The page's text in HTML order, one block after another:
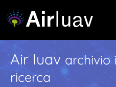
Air Iuav archivio
ricerca